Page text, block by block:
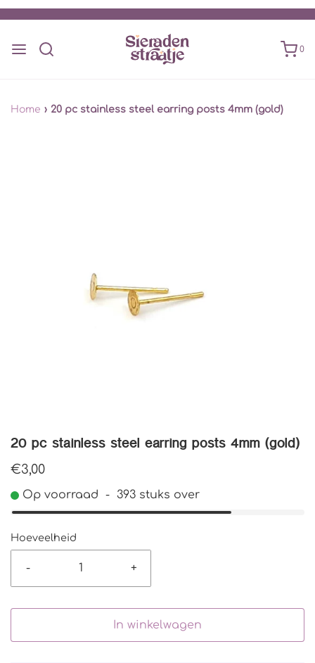
0
Home › 20 pc stainless steel earring posts 4mm (gold)
20 pc stainless steel earring posts 4mm (gold)
€3,00
Op voorraad - 393 stuks over
Hoeveelheid
- +
In winkelwagen